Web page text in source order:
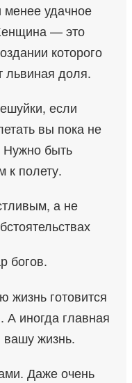
менее удачное
— это
которого
доля.
если
вы пока не
Нужно быть
к полету.
а не
богов.
жизнь готовится
А иногда главная
вашу жизнь.
Даже очень